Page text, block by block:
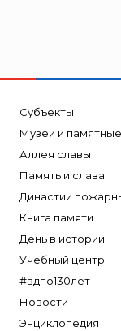
Субъекты
Музеи и
Аллея славы
Память и слава
Династии
Книга памяти
День в истории
Учебный центр
#вдпо130лет
Новости
Энциклопедия